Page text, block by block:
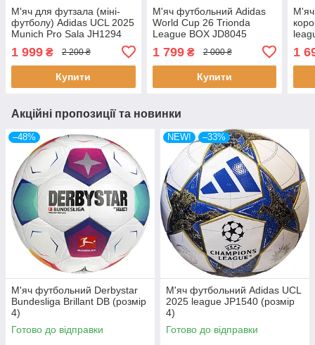
М'яч для футзала (міні-
футболу) Adidas UCL 2025
Munich Pro Sala JH1294
1 999 ₴ 2 200 ₴
Купити
М'яч футбольний Adidas
World Cup 26 Trionda
League BOX JD8045
1 799₴ 2 000 ₴
Купити
М'яч
1
Акційні пропозиції та новинки
–48%
М'яч футбольний Derbystar
Bundesliga Brillant DB (розмір
4)
Готово до відправки
NEW! –33%
М'яч футбольний Adidas UCL
2025 league JP1540 (розмір
4)
Готово до відправки